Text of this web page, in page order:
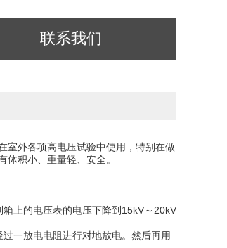
联系我们
室外各项高电压试验中使用，特别在做
积小、重量轻、安全。
上的电压表的电压下降到15kV～20kV
一放电电阻进行对地放电。然后再用